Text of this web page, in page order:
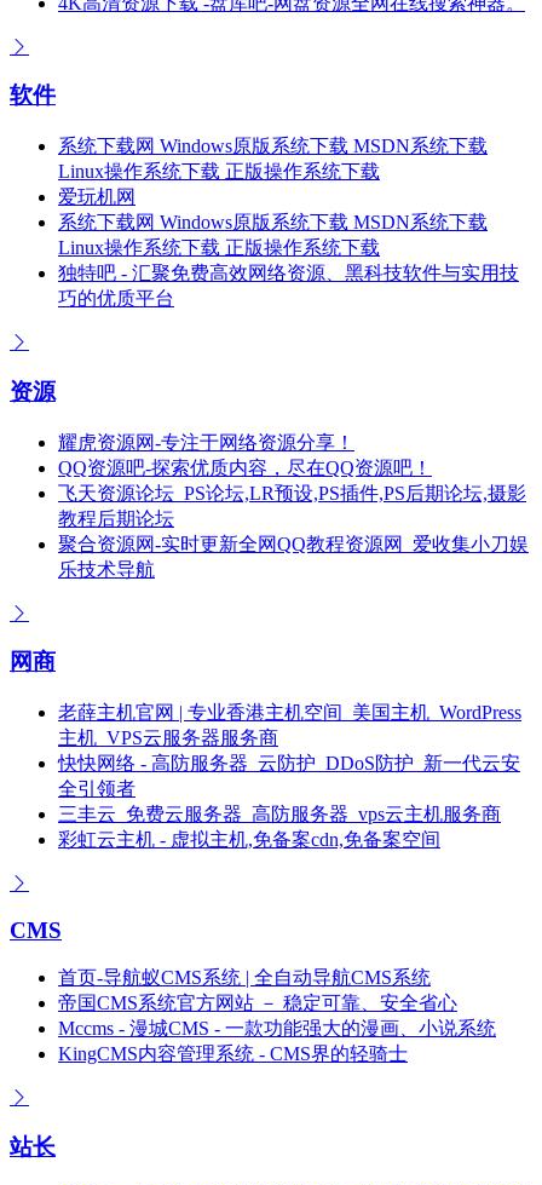
软件
系统下载网 Windows原版系统下载 MSDN系统下载
Linux操作系统下载 正版操作系统下载
爱玩机网
系统下载网 Windows原版系统下载 MSDN系统下载
Linux操作系统下载 正版操作系统下载
独特吧 - 汇聚免费高效网络资源、黑科技软件与实用技
巧的优质平台
资源
耀虎资源网-专注于网络资源分享！
QQ资源吧-探索优质内容，尽在QQ资源吧！
飞天资源论坛_PS论坛,LR预设,PS插件,PS后期论坛,摄影
教程后期论坛
聚合资源网-实时更新全网QQ教程资源网_爱收集小刀娱
乐技术导航
网商
老薛主机官网 | 专业香港主机空间_美国主机_WordPress
主机_VPS云服务器服务商
快快网络 - 高防服务器_云防护_DDoS防护_新一代云安
全引领者
三丰云_免费云服务器_高防服务器_vps云主机服务商
彩虹云主机 - 虚拟主机,免备案cdn,免备案空间
CMS
首页-导航蚁CMS系统 | 全自动导航CMS系统
帝国CMS系统官方网站 － 稳定可靠、安全省心
Mccms - 漫城CMS - 一款功能强大的漫画、小说系统
KingCMS内容管理系统 - CMS界的轻骑士
站长